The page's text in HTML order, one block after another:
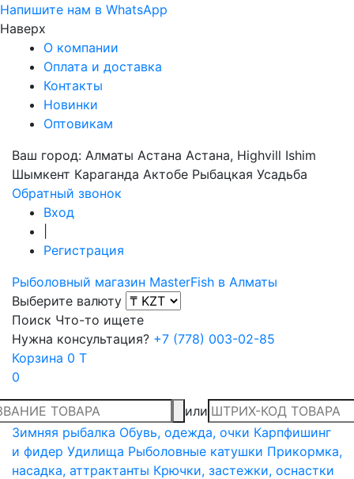
Напишите нам в WhatsApp
Наверх
О компании
Оплата и доставка
Контакты
Новинки
Оптовикам
Ваш город: Алматы Астана Астана, Highvill Ishim
Шымкент Караганда Актобе Рыбацкая Усадьба
Обратный звонок
Вход
Регистрация
Рыболовный магазин MasterFish в Алматы
Выберите валюту
Поиск Что-то ищете
Нужна консультация? +7 (778) 003-02-85
Корзина 0 T
0
или
Зимняя рыбалка Обувь, одежда, очки Карпфишинг
и фидер Удилища Рыболовные катушки Прикормка,
насадка, аттрактанты Крючки, застежки, оснастки